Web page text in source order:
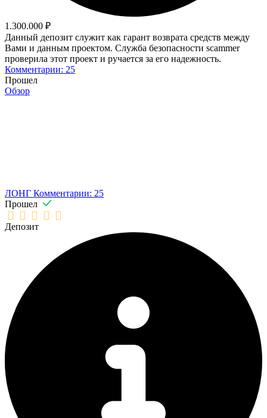
1.300.000 ₽
Данный депозит служит как гарант возврата средств между
Вами и данным проектом. Служба безопасности scammer
проверила этот проект и ручается за его надежность.
Комментарии: 25
Прошел
Обзор
ЛОНГ Комментарии: 25
Прошел
Депозит